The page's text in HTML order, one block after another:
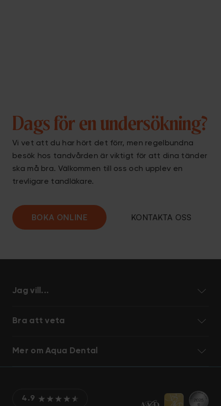
Dags för en undersökning?
Vi vet att du har hört det förr, men regelbundna
besök hos tandvården är viktigt för att dina tänder
ska må bra. Välkommen till oss och upplev en
trevligare tandläkare.
BOKA ONLINE KONTAKTA OSS
Jag vill...
Bra att veta
Mer om Aqua Dental
4.9